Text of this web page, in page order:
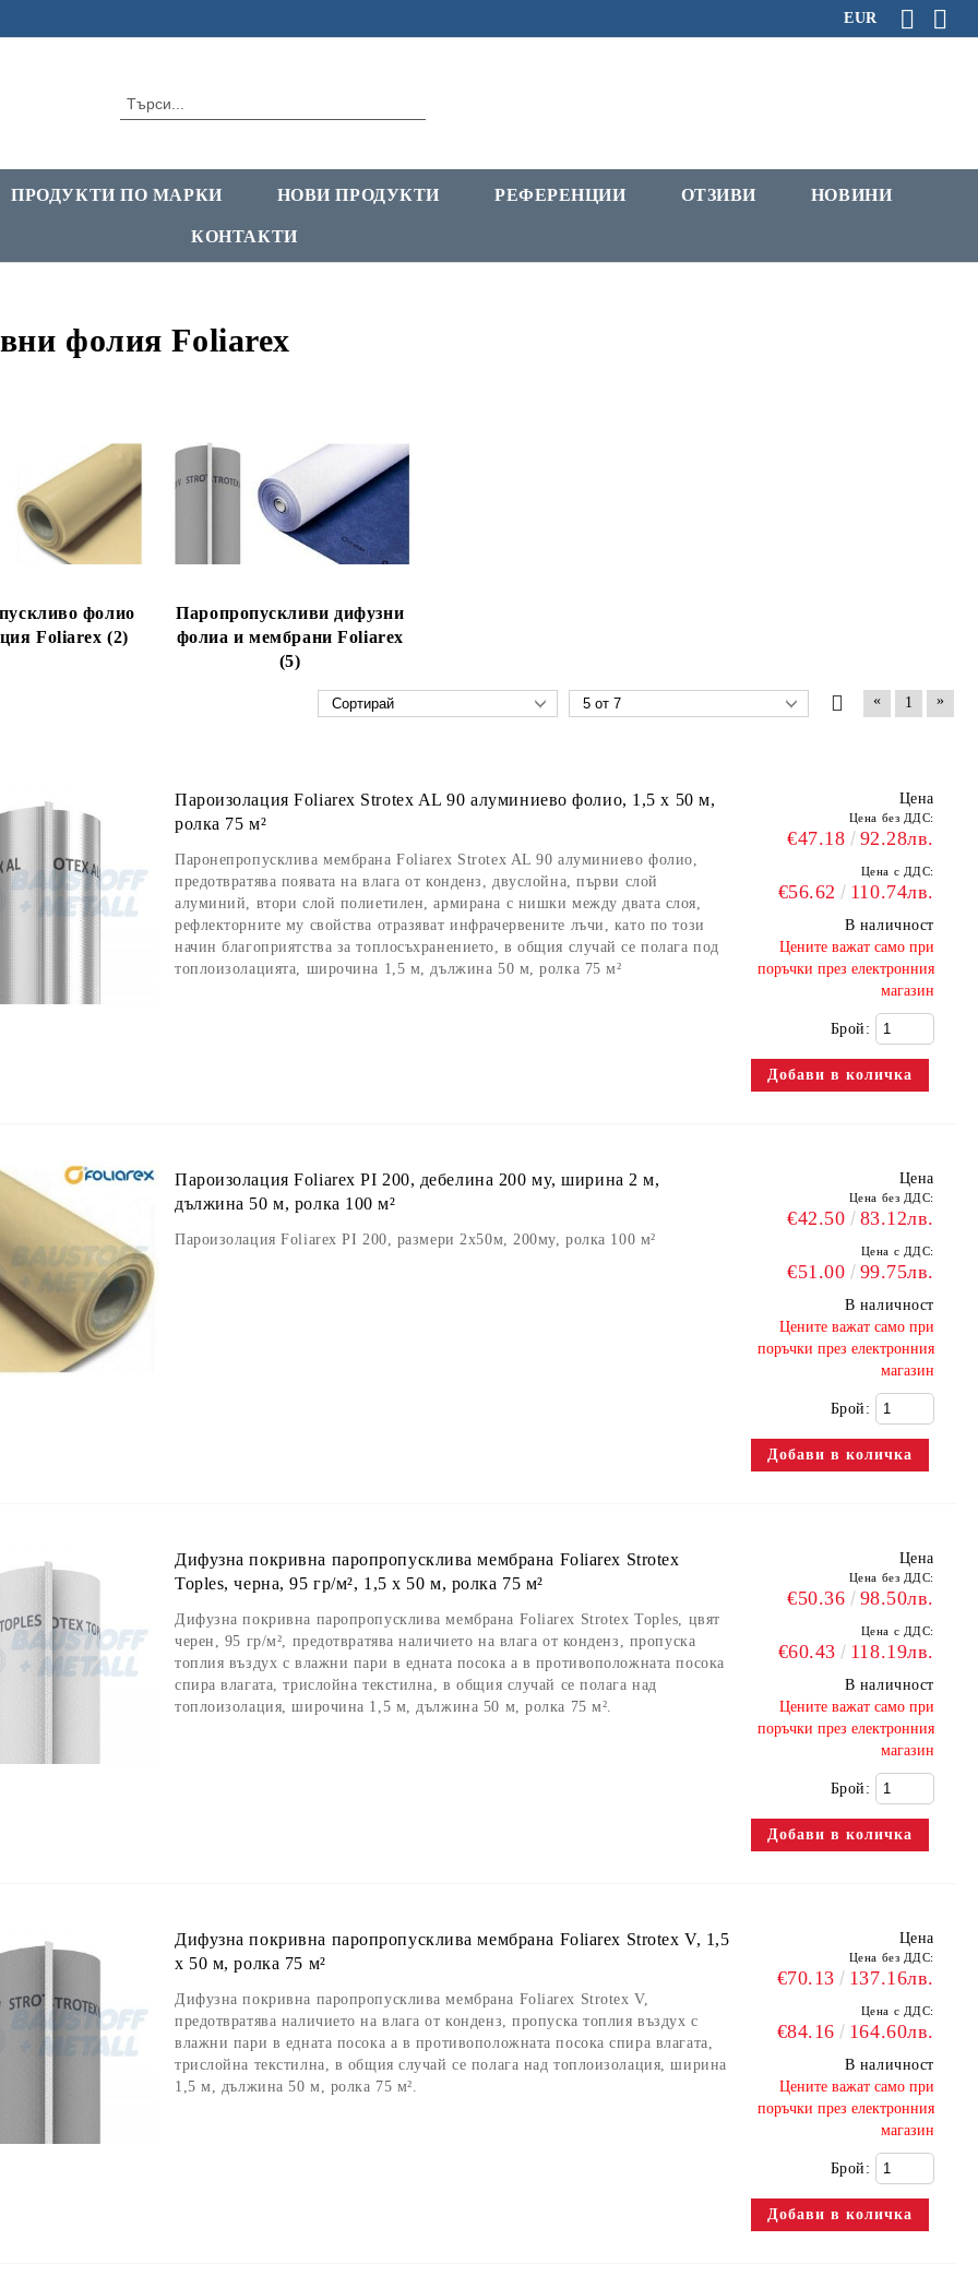
EUR
ПРОДУКТИ ПО МАРКИ НОВИ ПРОДУКТИ РЕФЕРЕНЦИИ ОТЗИВИ НОВИНИ
КОНТАКТИ
фолия Foliarex
фолио
Foliarex (2)
Паропропускливи дифузни
фолиа и мембрани Foliarex
(5)
« 1 »
Пароизолация Foliarex Strotex AL 90 алуминиево фолио, 1,5 х 50 м,
ролка 75 м²
Паронепропусклива мембрана Foliarex Strotex AL 90 алуминиево фолио,
предотвратява появата на влага от конденз, двуслойна, първи слой
алуминий, втори слой полиетилен, армирана с нишки между двата слоя,
рефлекторните му свойства отразяват инфрачервените лъчи, като по този
начин благоприятства за топлосъхранението, в общия случай се полага под
топлоизолацията, широчина 1,5 м, дължина 50 м, ролка 75 м²
Цена
Цена без ДДС:
€47.18 92.28лв.
Цена с ДДС:
€56.62 110.74лв.
В наличност
​Цените важат само при
поръчки през електронния
магазин
Брой:
Пароизолация Foliarex PI 200, дебелина 200 мy, ширина 2 м,
дължина 50 м, ролка 100 м²
Пароизолация Foliarex PI 200, размери 2х50м, 200мy, ролка 100 м²
Цена
Цена без ДДС:
€42.50 83.12лв.
Цена с ДДС:
€51.00 99.75лв.
В наличност
​Цените важат само при
поръчки през електронния
магазин
Брой:
Дифузна покривна паропропусклива мембрана Foliarex Strotex
Toples, черна, 95 гр/м², 1,5 х 50 м, ролка 75 м²
Дифузна покривна паропропусклива мембрана Foliarex Strotex Toples, цвят
черен, 95 гр/м², предотвратява наличието на влага от конденз, пропуска
топлия въздух с влажни пари в едната посока а в противоположната посока
спира влагата, трислойна текстилна, в общия случай се полага над
топлоизолация, широчина 1,5 м, дължина 50 м, ролка 75 м².
Цена
Цена без ДДС:
€50.36 98.50лв.
Цена с ДДС:
€60.43 118.19лв.
В наличност
​Цените важат само при
поръчки през електронния
магазин
Брой:
Дифузна покривна паропропусклива мембрана Foliarex Strotex V, 1,5
х 50 м, ролка 75 м²
Дифузна покривна паропропусклива мембрана Foliarex Strotex V,
предотвратява наличието на влага от конденз, пропуска топлия въздух с
влажни пари в едната посока а в противоположната посока спира влагата,
трислойна текстилна, в общия случай се полага над топлоизолация, ширина
1,5 м, дължина 50 м, ролка 75 м².
Цена
Цена без ДДС:
€70.13 137.16лв.
Цена с ДДС:
€84.16 164.60лв.
В наличност
​Цените важат само при
поръчки през електронния
магазин
Брой: